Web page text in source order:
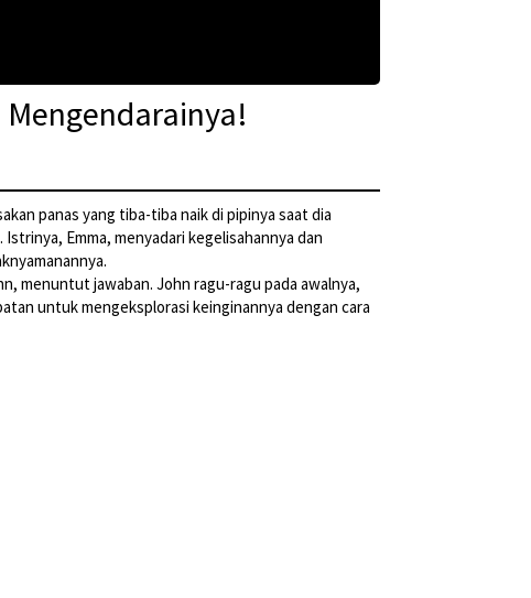
Mengendarainya!
panas yang tiba-tiba naik di pipinya saat dia
Emma, menyadari kegelisahannya dan
menuntut jawaban. John ragu-ragu pada awalnya,
untuk mengeksplorasi keinginannya dengan cara